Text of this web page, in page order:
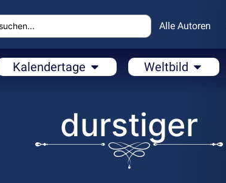
Alle Autoren
Kalendertage Weltbild
durstiger